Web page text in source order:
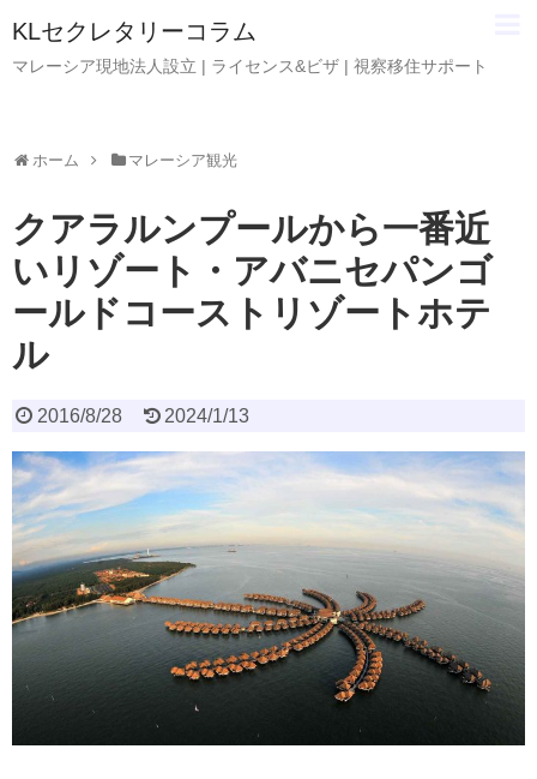
KLセクレタリーコラム
マレーシア現地法人設立 | ライセンス&ビザ | 視察移住サポート
ホーム マレーシア観光
クアラルンプールから一番近
いリゾート・アバニセパンゴ
ールドコーストリゾートホテ
ル
2016/8/28 2024/1/13